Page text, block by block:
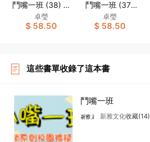
鬥嘴一班 (38) AI
造假反擊戰
卓瑩
$ 58.50
鬥嘴一班 (37)
意想不到的「家
人」
卓瑩
$ 58.50
這些書單收錄了這本書
鬥嘴一班
新雅文化收藏(14)